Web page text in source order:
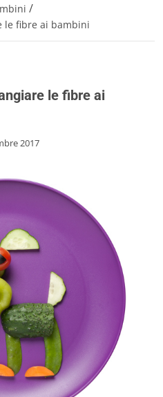
/
le fibre ai bambini
le fibre ai
2017